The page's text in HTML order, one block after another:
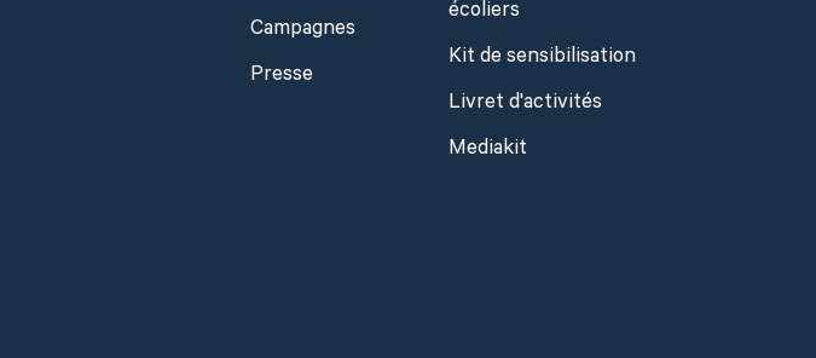
Campagnes
Presse
écoliers
Kit de sensibilisation
Livret d'activités
Mediakit